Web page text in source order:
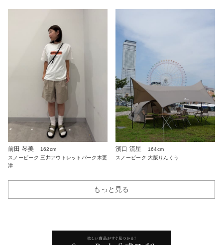
前田 琴美
162cm
スノーピーク 三井アウトレットパーク木更
津
濱口 流星
164cm
スノーピーク 大阪りんくう
もっと見る